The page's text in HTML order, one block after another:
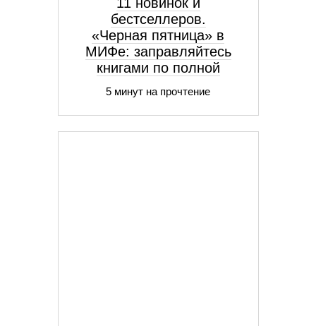
бестселлеров.
«Черная пятница» в
МИФе: заправляйтесь
книгами по полной
5 минут на прочтение